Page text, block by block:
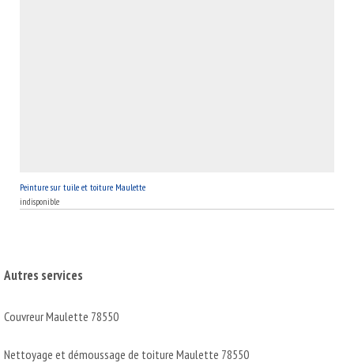
Peinture sur tuile et toiture Maulette
indisponible
Autres services
Couvreur Maulette 78550
Nettoyage et démoussage de toiture Maulette 78550